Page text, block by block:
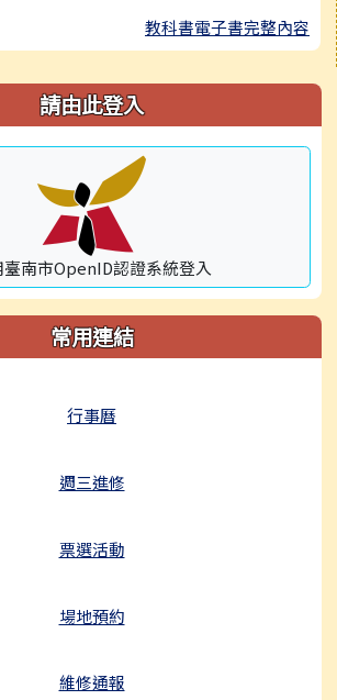
教科書電子書完整內容
請由此登入
臺南市OpenID認證系統登入
常用連結
行事曆
週三進修
票選活動
場地預約
維修通報